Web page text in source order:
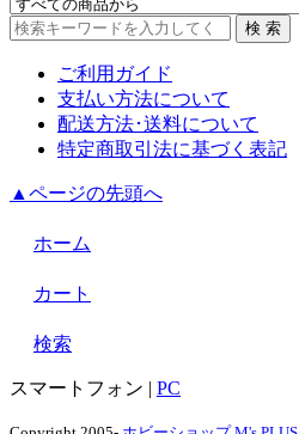
ご利用ガイド
支払い方法について
配送方法･送料について
特定商取引法に基づく表記
▲ページの先頭へ
ホーム
カート
検索
スマートフォン | PC